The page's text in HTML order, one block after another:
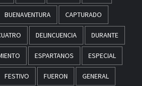
BUENAVENTURA CAPTURADO
DELINCUENCIA DURANTE
ESPARTANOS ESPECIAL
FESTIVO FUERON GENERAL